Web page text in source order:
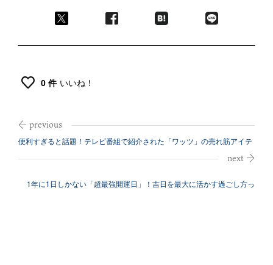
0 件 いいね！
便利すぎると話題！テレビ番組で紹介された「ワッツ」の売れ筋アイテ
1年に1日しかない「超最強開運日」！吉日を最大に活かす過ごし方っ